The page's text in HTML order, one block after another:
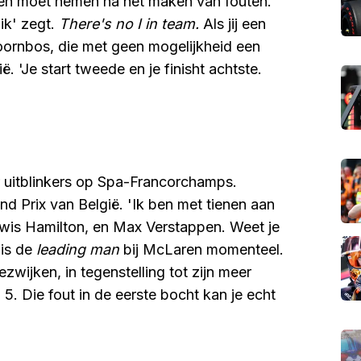
zegt. There's no I in team. Als jij een
die met geen mogelijkheid een
'Je start tweede en je finisht achtste.
op Spa-Francorchamps.
Prix van België. 'Ik ben met tienen aan
Hamilton, en Max Verstappen. Weet je
de leading man bij McLaren momenteel.
in tegenstelling tot zijn meer
Die fout in de eerste bocht kan je echt